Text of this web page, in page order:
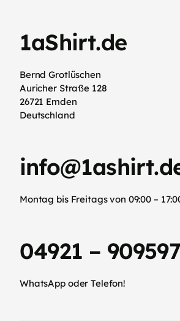
1aShirt.de
Bernd Grotlüschen
Auricher Straße 128
26721 Emden
Deutschland
Montag bis Freitags von 09:00 –
04921 – 909597
WhatsApp oder Telefon!